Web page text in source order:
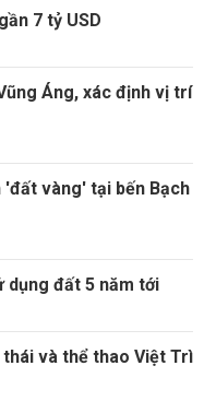
7 tỷ USD
Áng, xác định vị trí
vàng' tại bến Bạch
dụng đất 5 năm tới
và thể thao Việt Trì